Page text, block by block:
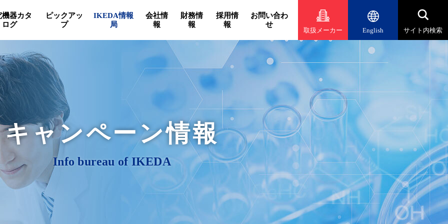
機器カタ
ログ
ピックアッ
プ
IKEDA情報
局
会社情
報
財務情
報
採用情
報
お問い合わ
せ
取扱メーカー English サイト内検索
キャンペーン情報